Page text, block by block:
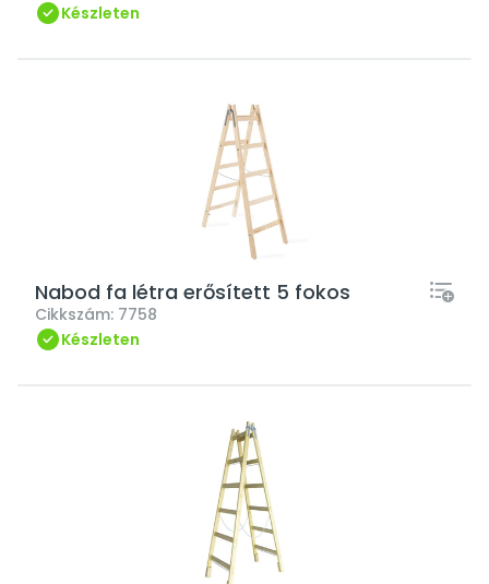
Készleten
Nabod fa létra erősített 5 fokos
Cikkszám: 7758
Készleten